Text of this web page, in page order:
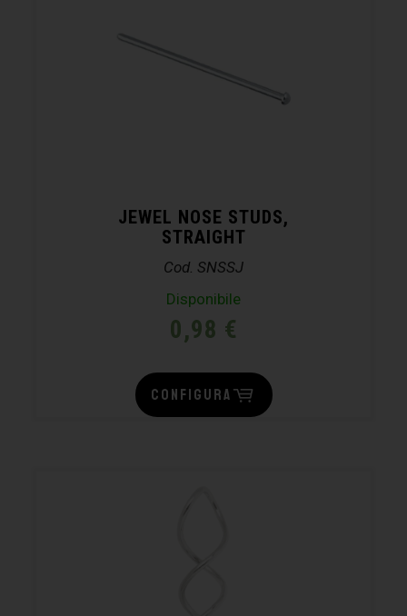
JEWEL NOSE STUDS,
STRAIGHT
Cod. SNSSJ
Disponibile
0,98 €
CONFIGURA